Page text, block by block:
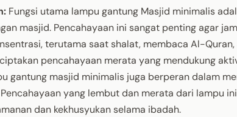
Fungsi utama lampu gantung Masjid minimalis
masjid. Pencahayaan ini sangat penting agar
terutama saat shalat, membaca Al-
pencahayaan merata yang mendukung
gantung masjid minimalis juga berperan dalam
yang lembut dan merata dari lampu
dan kekhusyukan selama ibadah.